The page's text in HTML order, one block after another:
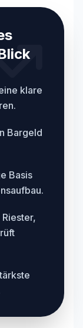
klare
Bargeld
Basis